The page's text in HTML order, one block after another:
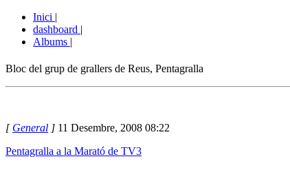
Inici |
dashboard |
Albums |
Bloc del grup de grallers de Reus, Pentagralla
[ General ] 11 Desembre, 2008 08:22
Pentagralla a la Marató de TV3